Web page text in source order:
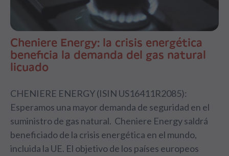
Cheniere Energy: la crisis energética
beneficia la demanda del gas natural
licuado
CHENIERE ENERGY (ISIN US16411R2085):
Esperamos una mayor demanda de seguridad en el
suministro de gas natural. Cheniere Energy saldrá
beneficiado de la crisis energética en el mundo,
incluida la UE. El objetivo de los países europeos